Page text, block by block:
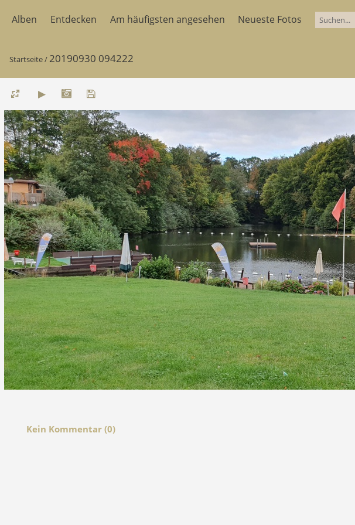
Alben Entdecken Am häufigsten angesehen Neueste Fotos
Startseite/20190930 094222
Kein Kommentar (0)